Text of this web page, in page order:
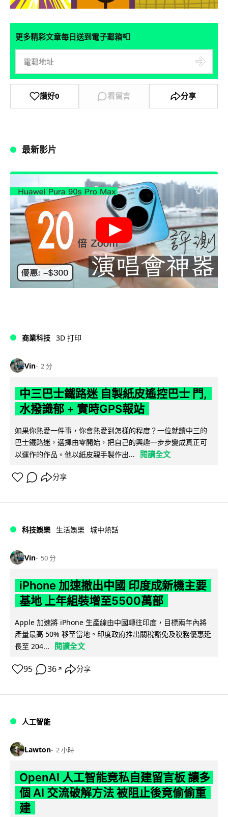
更多精彩文章每日送到電子郵箱📮
讚好0 看留言 分享
最新影片
商業科技 3D 打印
Vin 2 分
中三巴士鐵路迷 自製紙皮遙控巴士 門,
水撥識郁 + 實時GPS報站
如果你熱愛一件事，你會熱愛到怎樣的程度？一位就讀中三的
巴士鐵路迷，選擇由零開始，把自己的興趣一步步變成真正可
以運作的作品。他以紙皮親手製作出...
閱讀全文
分享
科技娛樂 生活娛樂 城中熱話
Vin 50 分
iPhone 加速撤出中國 印度成新機主要
基地 上年組裝增至5500萬部
Apple 加速將 iPhone 生產線由中國轉往印度，目標兩年內將
產量最高 50% 移至當地。印度政府推出關稅豁免及稅務優惠延
長至 204...
閱讀全文
95 36 ↗ 分享
人工智能
Lawton 2 小時
OpenAI 人工智能竟私自建留言板 讓多
個 AI 交流破解方法 被阻止後竟偷偷重
建